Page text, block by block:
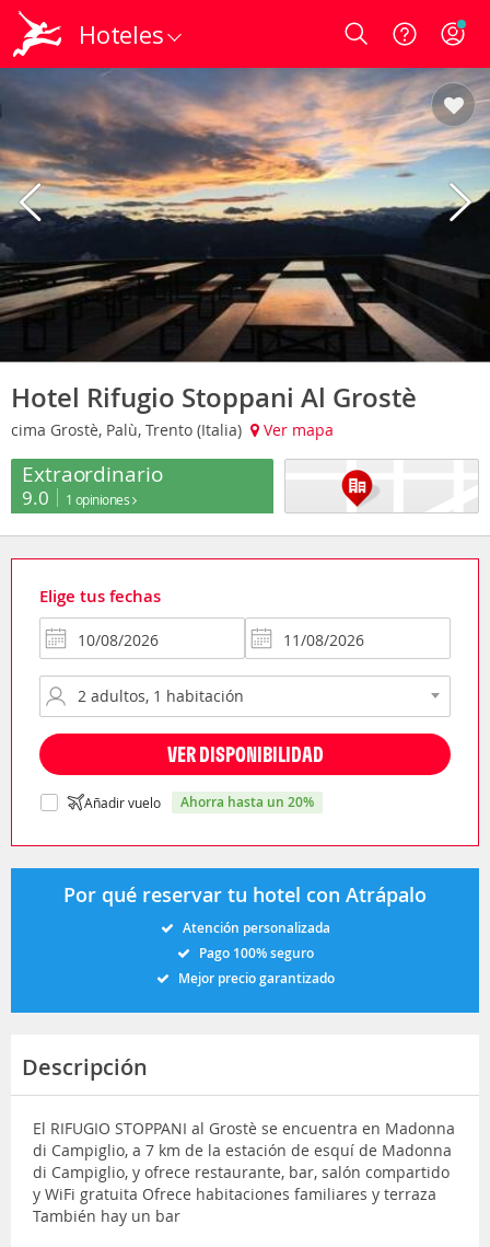
Hoteles Login
Hotel Rifugio Stoppani Al Grostè
cima Grostè, Palù, Trento (Italia) Ver mapa
Extraordinario
9.0 1 opiniones
Elige tus fechas
VER DISPONIBILIDAD
Añadir vuelo ahorra hasta un 20%
Por qué reservar tu hotel con Atrápalo
Atención personalizada
Pago 100% seguro
Mejor precio garantizado
Descripción
El RIFUGIO STOPPANI al Grostè se encuentra en Madonna
di Campiglio, a 7 km de la estación de esquí de Madonna
di Campiglio, y ofrece restaurante, bar, salón compartido
y WiFi gratuita Ofrece habitaciones familiares y terraza
También hay un bar